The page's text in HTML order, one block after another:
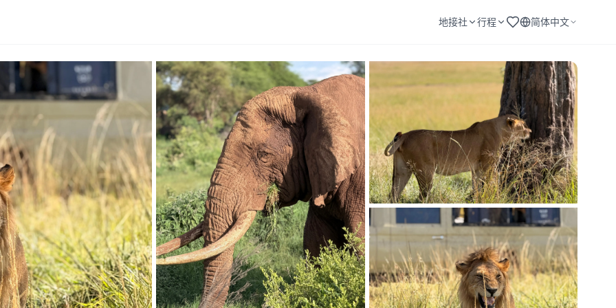
地接社 行程 简体中文